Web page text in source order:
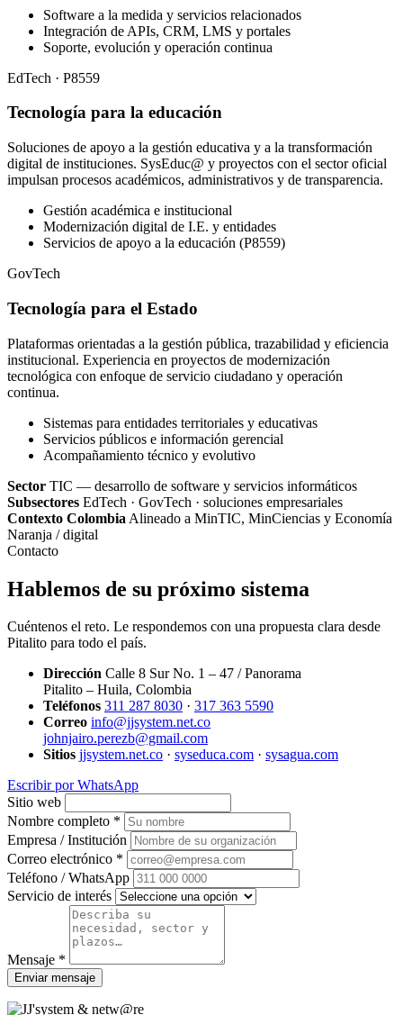
Software a la medida y servicios relacionados
Integración de APIs, CRM, LMS y portales
Soporte, evolución y operación continua
EdTech · P8559
Tecnología para la educación
Soluciones de apoyo a la gestión educativa y a la transformación
digital de instituciones. SysEduc@ y proyectos con el sector oficial
impulsan procesos académicos, administrativos y de transparencia.
Gestión académica e institucional
Modernización digital de I.E. y entidades
Servicios de apoyo a la educación (P8559)
GovTech
Tecnología para el Estado
Plataformas orientadas a la gestión pública, trazabilidad y eficiencia
institucional. Experiencia en proyectos de modernización
tecnológica con enfoque de servicio ciudadano y operación
continua.
Sistemas para entidades territoriales y educativas
Servicios públicos e información gerencial
Acompañamiento técnico y evolutivo
Sector TIC — desarrollo de software y servicios informáticos
Subsectores EdTech · GovTech · soluciones empresariales
Contexto Colombia Alineado a MinTIC, MinCiencias y Economía
Naranja / digital
Contacto
Hablemos de su próximo sistema
Cuéntenos el reto. Le respondemos con una propuesta clara desde
Pitalito para todo el país.
Dirección Calle 8 Sur No. 1 – 47 / Panorama
Pitalito – Huila, Colombia
Teléfonos 311 287 8030 · 317 363 5590
Correo info@jjsystem.net.co
johnjairo.perezb@gmail.com
Sitios jjsystem.net.co · syseduca.com · sysagua.com
Escribir por WhatsApp
Sitio web
Nombre completo *
Empresa / Institución
Correo electrónico *
Teléfono / WhatsApp
Servicio de interés
Mensaje *
Enviar mensaje